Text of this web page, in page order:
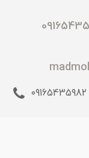
09165435982